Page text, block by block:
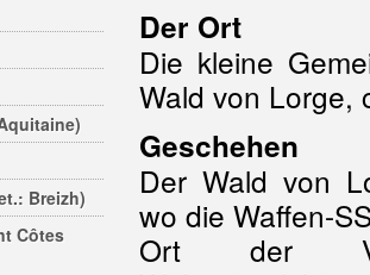
Breizh)
Côtes
Der Ort
Die kleine
Wald von Lorge,
Geschehen
Der Wald von
wo die Waffen-
Ort der